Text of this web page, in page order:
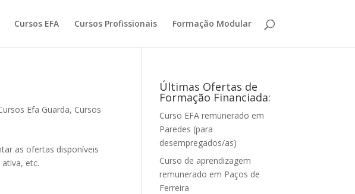
Cursos EFA Cursos Profissionais Formação Modular
Efa Guarda, Cursos
as ofertas disponíveis
ativa, etc.
Últimas Ofertas de
Formação Financiada:
Curso EFA remunerado em
Paredes (para
desempregados/as)
Curso de aprendizagem
remunerado em Paços de
Ferreira